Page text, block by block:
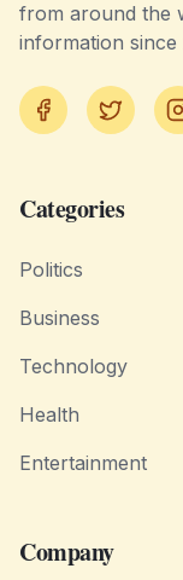
from around the
information since
FacebookTwitter
Categories
Politics
Business
Technology
Health
Entertainment
Company